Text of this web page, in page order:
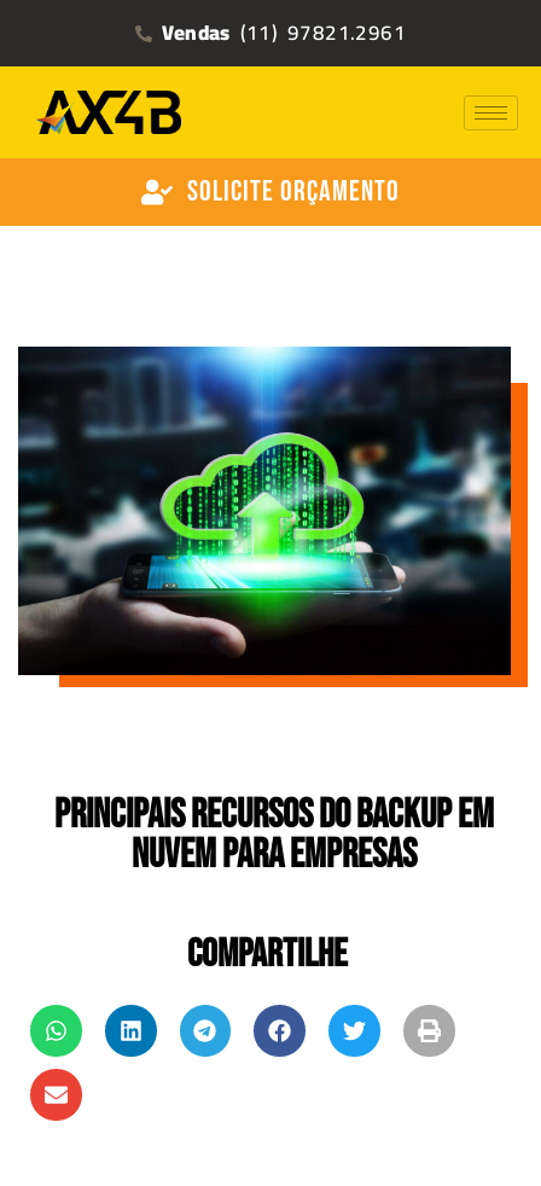
Vendas (11) 97821.2961
Solicite Orçamento
Principais recursos do Backup em
Nuvem para Empresas
COMPARTILHE